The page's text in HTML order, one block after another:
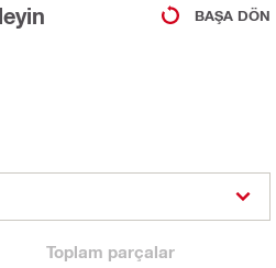
BAŞA DÖN
Toplam parçalar